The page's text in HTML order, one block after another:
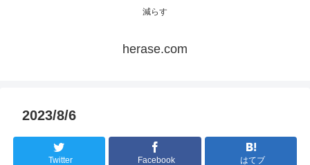
減らす
herase.com
2023/8/6
Twitter Facebook はてブ